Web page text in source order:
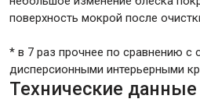
поверхность мокрой после
* в 7 раз прочнее по сравнению
дисперсионными интерьерными
Технические данные